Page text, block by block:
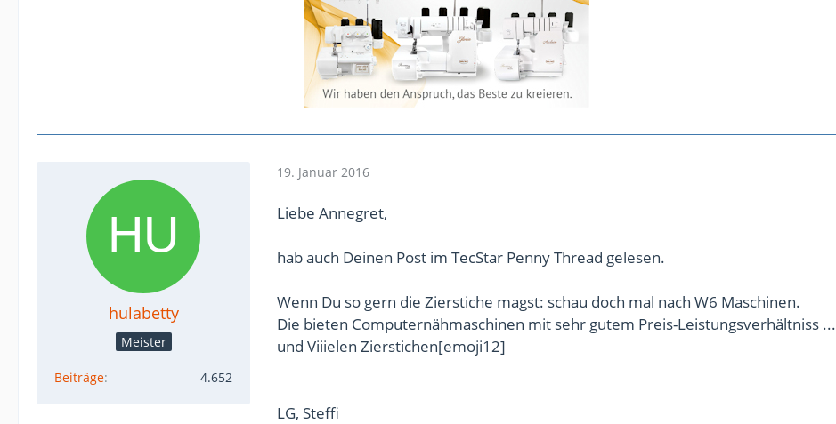
hulabetty
Meister
Beiträge 4.652
19. Januar 2016
Liebe Annegret,
hab auch Deinen Post im TecStar Penny Thread gelesen.
Wenn Du so gern die Zierstiche magst: schau doch mal nach W6 Maschinen.
Die bieten Computernähmaschinen mit sehr gutem Preis-Leistungsverhältniss ...
und Viiielen Zierstichen[emoji12]
LG, Steffi